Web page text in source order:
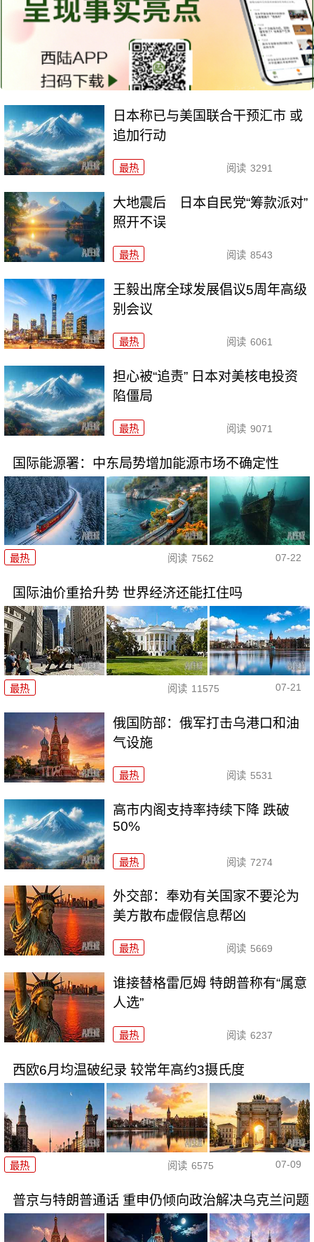
日本称已与美国联合干预汇市 或
追加行动
最热 阅读 3291
大地震后 日本自民党“筹款派对”
照开不误
最热 阅读 8543
王毅出席全球发展倡议5周年高级
别会议
最热 阅读 6061
担心被“追责” 日本对美核电投资
陷僵局
最热 阅读 9071
国际能源署：中东局势增加能源市场不确定性
最热 阅读 7562 07-22
国际油价重拾升势 世界经济还能扛住吗
最热 阅读 11575 07-21
俄国防部：俄军打击乌港口和油
气设施
最热 阅读 5531
高市内阁支持率持续下降 跌破
50%
最热 阅读 7274
外交部：奉劝有关国家不要沦为
美方散布虚假信息帮凶
最热 阅读 5669
谁接替格雷厄姆 特朗普称有“属意
人选”
最热 阅读 6237
西欧6月均温破纪录 较常年高约3摄氏度
最热 阅读 6575 07-09
普京与特朗普通话 重申仍倾向政治解决乌克兰问题